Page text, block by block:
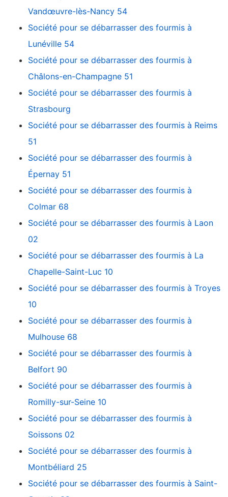
Vandœuvre-lès-Nancy 54
Société pour se débarrasser des fourmis à
Lunéville 54
Société pour se débarrasser des fourmis à
Châlons-en-Champagne 51
Société pour se débarrasser des fourmis à
Strasbourg
Société pour se débarrasser des fourmis à Reims
51
Société pour se débarrasser des fourmis à
Épernay 51
Société pour se débarrasser des fourmis à
Colmar 68
Société pour se débarrasser des fourmis à Laon
02
Société pour se débarrasser des fourmis à La
Chapelle-Saint-Luc 10
Société pour se débarrasser des fourmis à Troyes
10
Société pour se débarrasser des fourmis à
Mulhouse 68
Société pour se débarrasser des fourmis à
Belfort 90
Société pour se débarrasser des fourmis à
Romilly-sur-Seine 10
Société pour se débarrasser des fourmis à
Soissons 02
Société pour se débarrasser des fourmis à
Montbéliard 25
Société pour se débarrasser des fourmis à Saint-